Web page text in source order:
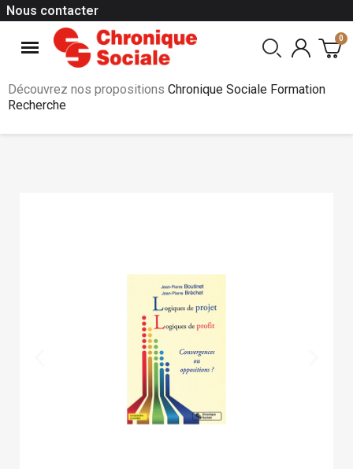
Nous contacter
Découvrez nos propositions Chronique Sociale Formation
Recherche